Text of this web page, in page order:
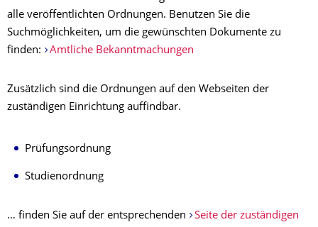
alle veröffentlichten Ordnungen. Benutzen Sie die
Suchmöglichkeiten, um die gewünschten Dokumente zu
finden:
Amtliche Bekanntmachungen
Zusätzlich sind die Ordnungen auf den Webseiten der
zuständigen Einrichtung auffindbar.
Prüfungsordnung
Studienordnung
… finden Sie auf der entsprechenden
Seite der zuständigen